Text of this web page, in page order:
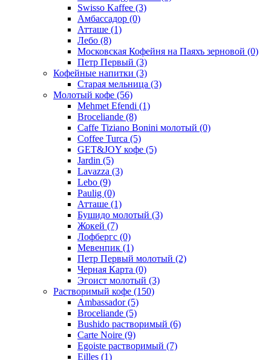
Swisso Kaffee (3)
Амбассадор (0)
Атташе (1)
Лебо (8)
Московская Кофейня на Паяхъ зерновой (0)
Петр Первый (3)
Кофейные напитки (3)
Старая мельница (3)
Молотый кофе (56)
Mehmet Efendi (1)
Broceliande (8)
Caffe Tiziano Bonini молотый (0)
Coffee Turca (5)
GET&JOY кофе (5)
Jardin (5)
Lavazza (3)
Lebo (9)
Paulig (0)
Атташе (1)
Бушидо молотый (3)
Жокей (7)
Лофбергс (0)
Мевенпик (1)
Петр Первый молотый (2)
Черная Карта (0)
Эгоист молотый (3)
Растворимый кофе (150)
Ambassador(5)
Broceliande (5)
Bushido растворимый (6)
Carte Noire (9)
Egoiste растворимый (7)
Eilles (1)